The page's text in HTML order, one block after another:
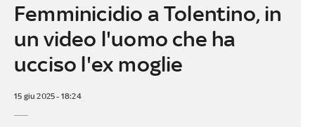
Femminicidio a Tolentino, in
un video l'uomo che ha
ucciso l'ex moglie
15 giu 2025 - 18:24